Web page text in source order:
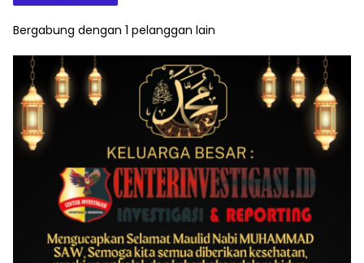
Bergabung dengan 1 pelanggan lain